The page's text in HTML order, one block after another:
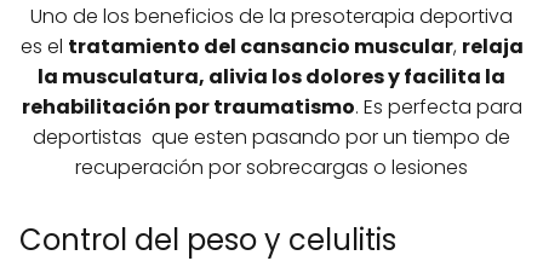
Uno de los beneficios de la presoterapia deportiva
es el tratamiento del cansancio muscular, relaja
la musculatura, alivia los dolores y facilita la
rehabilitación por traumatismo. Es perfecta para
deportistas que esten pasando por un tiempo de
recuperación por sobrecargas o lesiones
Control del peso y celulitis